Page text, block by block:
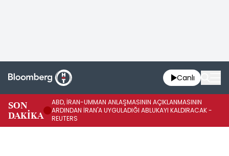
Canlı
SON
DAKİKA
ABD, İRAN-UMMAN ANLAŞMASININ AÇIKLANMASININ
ARDINDAN İRAN'A UYGULADIĞI ABLUKAYI KALDIRACAK -
REUTERS